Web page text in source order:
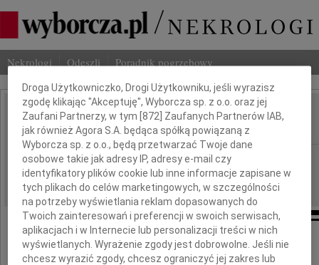
Nekrologi Odeszli Poradnik pogrzebowy
IMIĘ I NAZWISKO: Leszek Ceremużyński
REGION: Warszawa
DATA EMISJI: 01.12.2009
Z głębokim bólem żegnamy
Dbamy o Twoją prywatność
Droga Użytkowniczko, Drogi Użytkowniku, jeśli wyrazisz
zgodę klikając "Akceptuję", Wyborcza sp. z o.o. oraz jej
Zaufani Partnerzy, w tym [872 ] Zaufanych Partnerów IAB,
jak również Agora S.A. będąca spółką powiązaną z
Wyborcza sp. z o.o., będą przetwarzać Twoje dane
osobowe takie jak adresy IP, adresy e-mail czy
identyfikatory plików cookie lub inne informacje zapisane w
tych plikach do celów marketingowych, w szczególności
na potrzeby wyświetlania reklam dopasowanych do
Twoich zainteresowań i preferencji w swoich serwisach,
aplikacjach i w Internecie lub personalizacji treści w nich
wyświetlanych. Wyrażenie zgody jest dobrowolne. Jeśli nie
chcesz wyrazić zgody, chcesz ograniczyć jej zakres lub